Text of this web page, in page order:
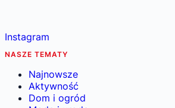
Instagram
NASZE TEMATY
Najnowsze
Aktywność
Dom i ogród